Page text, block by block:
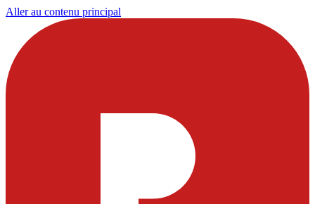
Aller au contenu principal